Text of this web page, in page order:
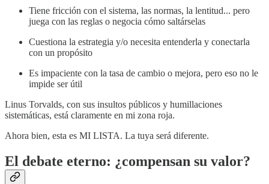
Tiene fricción con el sistema, las normas, la lentitud... pero
juega con las reglas o negocia cómo saltárselas
Cuestiona la estrategia y/o necesita entenderla y conectarla
con un propósito
Es impaciente con la tasa de cambio o mejora, pero eso no le
impide ser útil
Linus Torvalds, con sus insultos públicos y humillaciones
sistemáticas, está claramente en mi zona roja.
Ahora bien, esta es MI LISTA. La tuya será diferente.
El debate eterno: ¿compensan su valor?